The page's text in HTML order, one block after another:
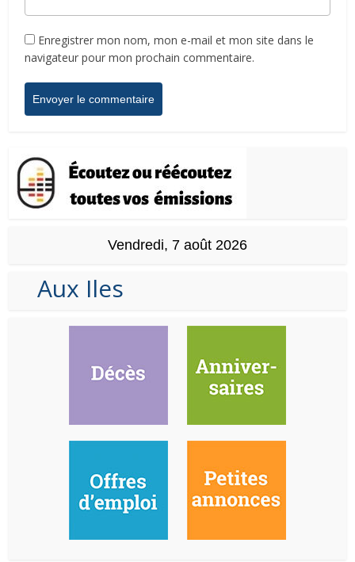
Enregistrer mon nom, mon e-mail et mon site dans le
navigateur pour mon prochain commentaire.
Vendredi, 7 août 2026
Aux Iles